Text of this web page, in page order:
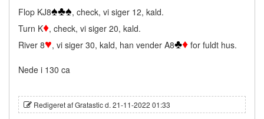
Flop KJ8♠♣♠, check, vi siger 12, kald.
Turn K♦, check, vi siger 20, kald.
River 8♥, vi siger 30, kald, han vender A8♣♦ for fuldt hus.
Nede i 130 ca
Redigeret af Gratastic d. 21-11-2022 01:33